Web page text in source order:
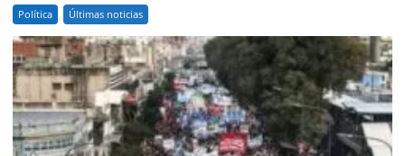
Política Últimas noticias